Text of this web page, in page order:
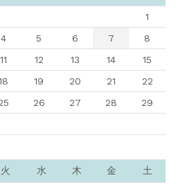
1
4 5 6 7
8
11 12 13 14
15
19 20 21
22
26 27 28
29
火 水 木 金 土